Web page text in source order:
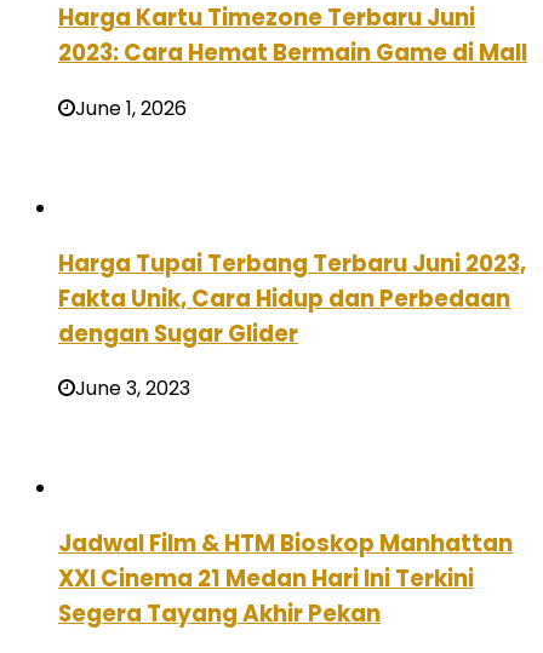
Harga Kartu Timezone Terbaru Juni
2023: Cara Hemat Bermain Game di Mall
June 1, 2026
Harga Tupai Terbang Terbaru Juni 2023,
Fakta Unik, Cara Hidup dan Perbedaan
dengan Sugar Glider
June 3, 2023
Jadwal Film & HTM Bioskop Manhattan
XXI Cinema 21 Medan Hari Ini Terkini
Segera Tayang Akhir Pekan